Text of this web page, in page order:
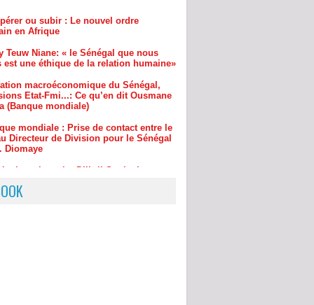
est une éthique de la relation humaine»
Etat-Fmi...: Ce qu’en dit Ousmane
(Banque mondiale)
mondiale : Prise de contact entre le
Directeur de Division pour le Sénégal
Diomaye
: le maire Djibril Sonko ira
au procureur s’il ne…